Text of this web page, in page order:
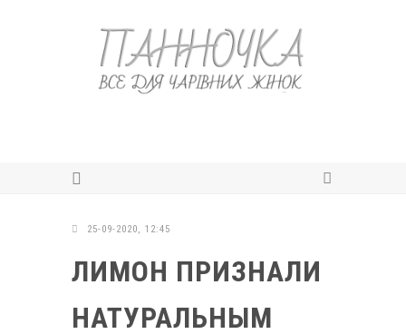
25-09-2020, 12:45
ЛИМОН ПРИЗНАЛИ
НАТУРАЛЬНЫМ